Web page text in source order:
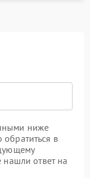
ниже
в
нашли ответ на